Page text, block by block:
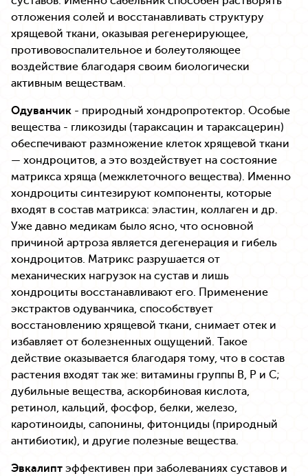
отложения солей и восстанавливать структуру
хрящевой ткани, оказывая регенерирующее,
противовоспалительное и болеутоляющее
воздействие благодаря своим биологически
активным веществам.
Одуванчик - природный хондропротектор. Особые
вещества - гликозиды (тараксацин и тараксацерин)
обеспечивают размножение клеток хрящевой ткани
— хондроцитов, а это воздействует на состояние
матрикса хряща (межклеточного вещества). Именно
хондроциты синтезируют компоненты, которые
входят в состав матрикса: эластин, коллаген и др.
Уже давно медикам было ясно, что основной
причиной артроза является дегенерация и гибель
хондроцитов. Матрикс разрушается от
механических нагрузок на сустав и лишь
хондроциты восстанавливают его. Применение
экстрактов одуванчика, способствует
восстановлению хрящевой ткани, снимает отек и
избавляет от болезненных ощущений. Такое
действие оказывается благодаря тому, что в состав
растения входят так же: витамины группы В, Р и С;
дубильные вещества, аскорбиновая кислота,
ретинол, кальций, фосфор, белки, железо,
каротиноиды, сапонины, фитонциды (природный
антибиотик), и другие полезные вещества.
Эвкалипт эффективен при заболеваниях суставов и